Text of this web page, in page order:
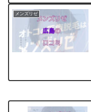
メンズリゼ